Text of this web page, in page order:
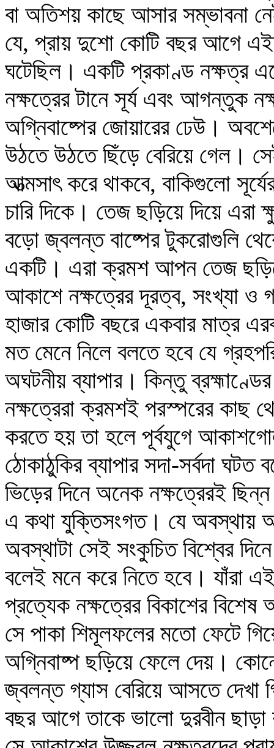
বা অতিশয় কাছে আসার সম্ভাবনা
যে, প্রায় দুশো কোটি বছর আগে
ঘটেছিল। একটি প্রকাণ্ড নক্ষত্র
নক্ষত্রের টানে সূর্য এবং আগন্তুক
অগ্নিবাষ্পের জোয়ারের ঢেউ।
উঠতে উঠতে ছিঁড়ে বেরিয়ে গেল।
আত্মসাৎ করে থাকবে, বাকিগুলো
চারি দিকে। তেজ ছড়িয়ে দিয়ে
বড়ো জ্বলন্ত বাষ্পের টুকরোগুলি
একটি। এরা ক্রমশ আপন তেজ
আকাশে নক্ষত্রের দূরত্ব, সংখ্যা ও
হাজার কোটি বছরে একবার মাত্র
মত মেনে নিলে বলতে হবে যে
অঘটনীয় ব্যাপার। কিন্তু
নক্ষত্রেরা ক্রমশই পরস্পরের কাছ
করতে হয় তা হলে পূর্বযুগে
ঠোকাঠুকির ব্যাপার সদা-সর্বদা
ভিড়ের দিনে অনেক নক্ষত্রেরই
এ কথা যুক্তিসংগত। যে অবস্থায়
অবস্থাটা সেই সংকুচিত বিশ্বের
বলেই মনে করে নিতে হবে। যাঁরা
প্রত্যেক নক্ষত্রের বিকাশের
সে পাকা শিমূলফলের মতো ফেটে
অগ্নিবাষ্প ছড়িয়ে ফেলে দেয়।
জ্বলন্ত গ্যাস বেরিয়ে আসতে
বছর আগে তাকে ভালো দুরবীন